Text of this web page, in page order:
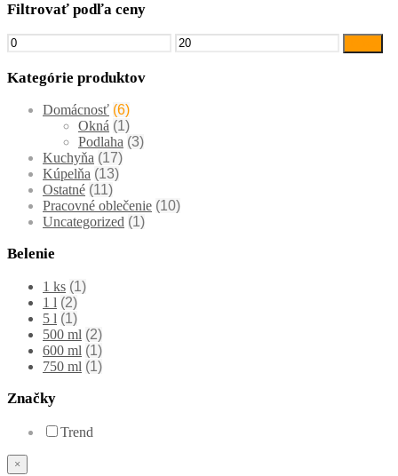
Filtrovať podľa ceny
Kategórie produktov
Domácnosť (6)
Okná (1)
Podlaha (3)
Kuchyňa (17)
Kúpelňa (13)
Ostatné (11)
Pracovné oblečenie (10)
Uncategorized (1)
Belenie
1 ks (1)
1 l (2)
5 l (1)
500 ml (2)
600 ml (1)
750 ml (1)
Značky
Trend
×